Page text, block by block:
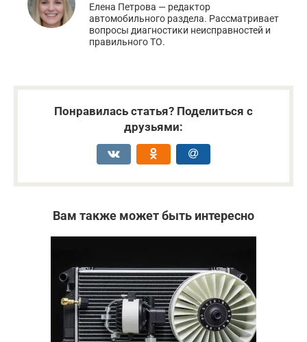
Елена Петрова — редактор
автомобильного раздела. Рассматривает
вопросы диагностики неисправностей и
правильного ТО.
Понравилась статья? Поделиться с
друзьями:
Вам также может быть интересно